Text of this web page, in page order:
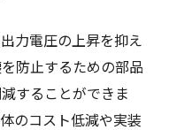
力電圧の上昇を抑え
防止するための部品
することができま
のコスト低減や実装